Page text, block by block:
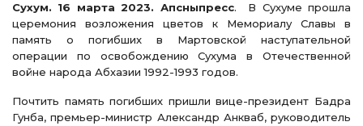
Сухум. 16 марта 2023. Апсныпресс. В Сухуме прошла
церемония возложения цветов к Мемориалу Славы в
память о погибших в Мартовской наступательной
операции по освобождению Сухума в Отечественной
войне народа Абхазии 1992-1993 годов.
Почтить память погибших пришли вице-президент Бадра
Гунба, премьер-министр Александр Анкваб, руководитель